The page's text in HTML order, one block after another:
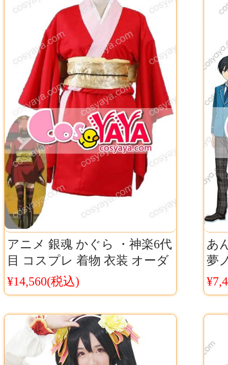
アニメ 銀魂 かぐら ・神楽6代
目 コスプレ 着物 衣装 オーダ
ーサイズ可
¥14,560(税込)
あ
夢
ん
更